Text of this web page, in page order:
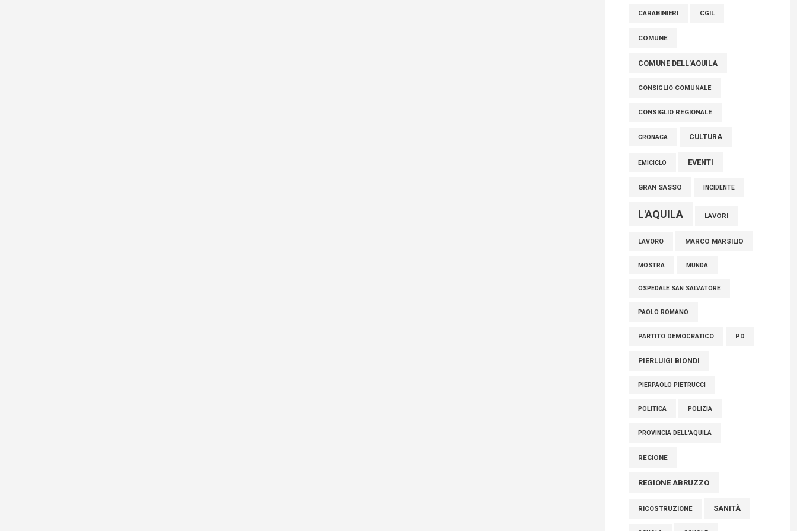
tra cui molti abruzzesi"
06 Agosto 2026
CARABINIERI CGIL
COMUNE
COMUNE DELL'AQUILA
CONSIGLIO COMUNALE
CONSIGLIO REGIONALE
CRONACA CULTURA
EMICICLO EVENTI
GRAN SASSO INCIDENTE
L'AQUILA LAVORI
LAVORO MARCO MARSILIO
MOSTRA MUNDA
OSPEDALE SAN SALVATORE
PAOLO ROMANO
PARTITO DEMOCRATICO PD
PIERLUIGI BIONDI
PIERPAOLO PIETRUCCI
POLITICA POLIZIA
PROVINCIA DELL'AQUILA
REGIONE
REGIONE ABRUZZO
RICOSTRUZIONE SANITÀ